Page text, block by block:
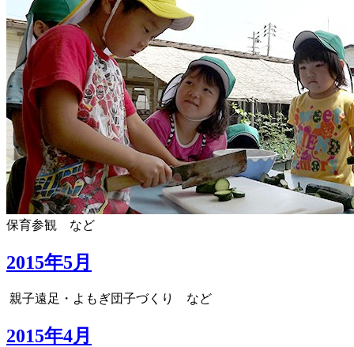
保育参観 など
2015年5月
親子遠足・よもぎ団子づくり など
2015年4月